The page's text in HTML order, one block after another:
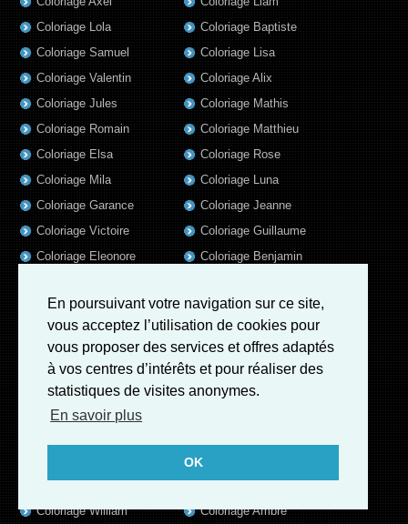
En poursuivant votre navigation sur ce site,
vous acceptez l’utilisation de cookies pour
vous proposer des services et offres adaptés
à vos centres d’intérêts et pour réaliser des
statistiques de visites anonymes.
En savoir plus
OK
Coloriage Lola
Coloriage Samuel
Coloriage Valentin
Coloriage Jules
Coloriage Romain
Coloriage Elsa
Coloriage Mila
Coloriage Garance
Coloriage Victoire
Coloriage Eleonore
Coloriage Louis
Coloriage Ava
Coloriage Simon
Coloriage Julien
Coloriage Lina
Coloriage William
Coloriage Baptiste
Coloriage Lisa
Coloriage Alix
Coloriage Mathis
Coloriage Matthieu
Coloriage Rose
Coloriage Luna
Coloriage Jeanne
Coloriage Guillaume
Coloriage Benjamin
Coloriage Matteo
Coloriage Ulysse
Coloriage Rayan
Coloriage Ambre